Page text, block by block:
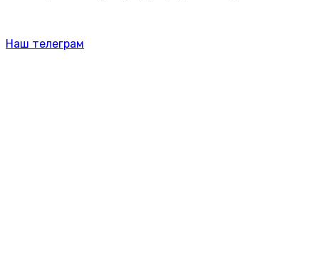
Наш телеграм